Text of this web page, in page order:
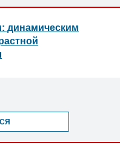
динамическим